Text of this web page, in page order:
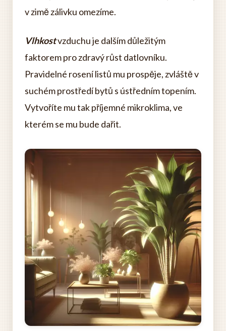
v zimě zálivku omezíme.
Vlhkostvzduchu je dalším důležitým
faktorem pro zdravý růst datlovníku.
Pravidelné rosení listů mu prospěje, zvláště v
suchém prostředí bytů s ústředním topením.
Vytvoříte mu tak příjemné mikroklima, ve
kterém se mu bude dařit.